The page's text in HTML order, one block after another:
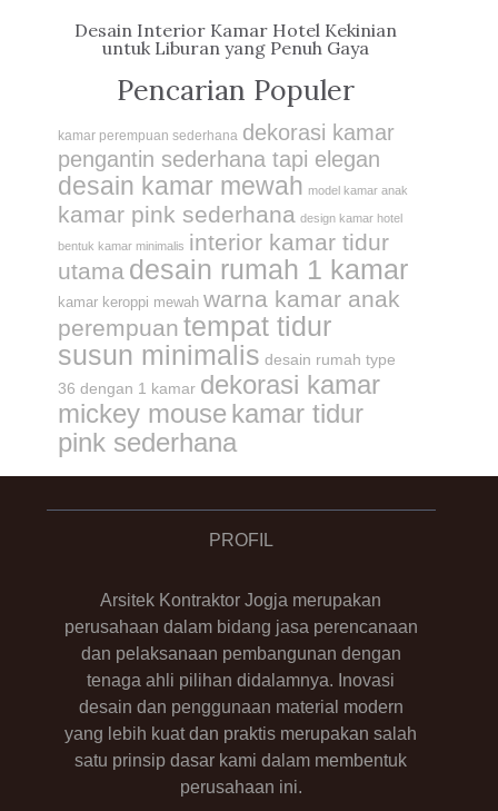
Desain Interior Kamar Hotel Kekinian
untuk Liburan yang Penuh Gaya
Pencarian Populer
kamar perempuan sederhana dekorasi kamar
pengantin sederhana tapi elegan
desain kamar mewah model kamar anak
kamar pink sederhana design kamar hotel
bentuk kamar minimalis interior kamar tidur
utama desain rumah 1 kamar
kamar keroppi mewah warna kamar anak
perempuan tempat tidur
susun minimalis desain rumah type
36 dengan 1 kamar dekorasi kamar
mickey mouse kamar tidur
pink sederhana
PROFIL
Arsitek Kontraktor Jogja merupakan
perusahaan dalam bidang jasa perencanaan
dan pelaksanaan pembangunan dengan
tenaga ahli pilihan didalamnya. Inovasi
desain dan penggunaan material modern
yang lebih kuat dan praktis merupakan salah
satu prinsip dasar kami dalam membentuk
perusahaan ini.